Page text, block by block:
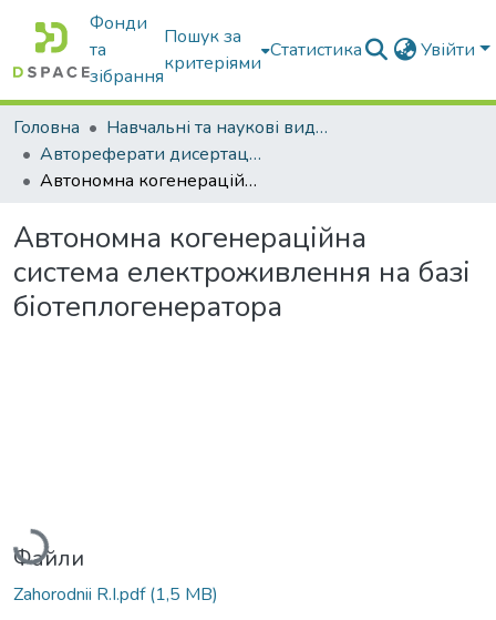
Фонди
та
зібрання
Пошук за
критеріями
Статистика Увійти
Головна
Навчальні та наукові видання
Автореферати дисертацій та дисертації
Автономна когенераційна система електроживлення на базі біотеплогенератора
Автономна когенераційна
система електроживлення на базі
біотеплогенератора
Вантажиться...
Файли
Zahorodnii R.I.pdf(1,5 MB)